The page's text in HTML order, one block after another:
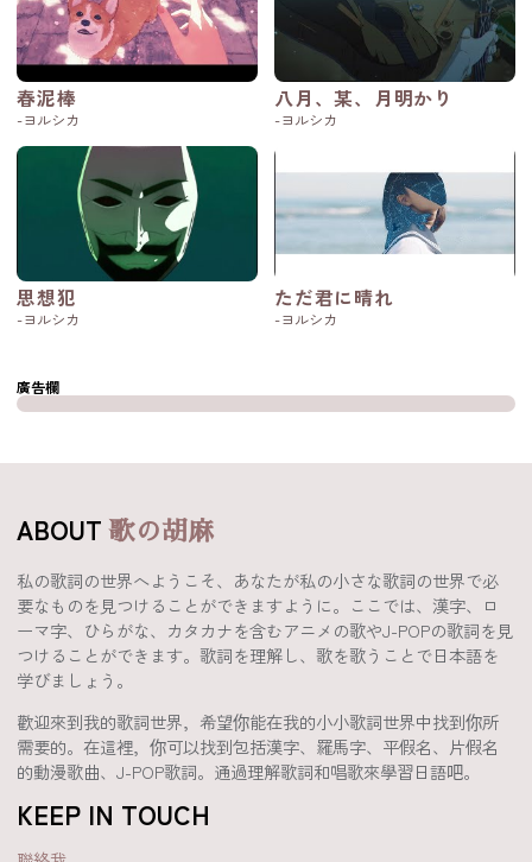
春泥棒
-ヨルシカ
八月、某、月明かり
-ヨルシカ
思想犯
-ヨルシカ
ただ君に晴れ
-ヨルシカ
廣告欄
ABOUT歌の胡麻
私の歌詞の世界へようこそ、あなたが私の小さな歌詞の世界で必
要なものを見つけることができますように。ここでは、漢字、ロ
ーマ字、ひらがな、カタカナを含むアニメの歌やJ-POPの歌詞を見
つけることができます。歌詞を理解し、歌を歌うことで日本語を
学びましょう。
歡迎來到我的歌詞世界，希望你能在我的小小歌詞世界中找到你所
需要的。在這裡，你可以找到包括漢字、羅馬字、平假名、片假名
的動漫歌曲、J-POP歌詞。通過理解歌詞和唱歌來學習日語吧。
KEEP IN TOUCH